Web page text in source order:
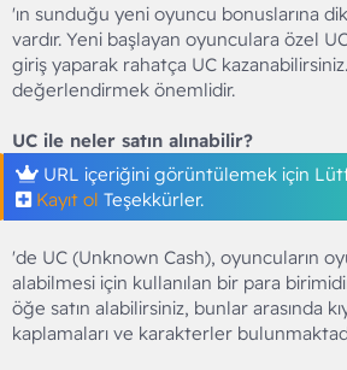
'ın sunduğu yeni oyuncu bonuslarına
vardır. Yeni başlayan oyunculara özel
giriş yaparak rahatça UC
değerlendirmek önemlidir.
UC ile neler satın alınabilir?
URL içeriğini görüntülemek için
Kayıt ol Teşekkürler.
'de UC (Unknown Cash), oyuncuların
alabilmesi için kullanılan bir para
öğe satın alabilirsiniz, bunlar arasında
kaplamaları ve karakterler